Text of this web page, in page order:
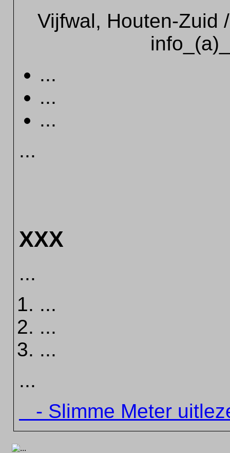
Vijfwal, Houten-Zuid
...
...
...
...
XXX
...
...
...
...
...
- Slimme Meter